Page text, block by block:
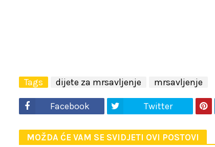
Tags dijete za mrsavljenje mrsavljenje
Facebook Twitter
MOŽDA ĆE VAM SE SVIDJETI OVI POSTOVI